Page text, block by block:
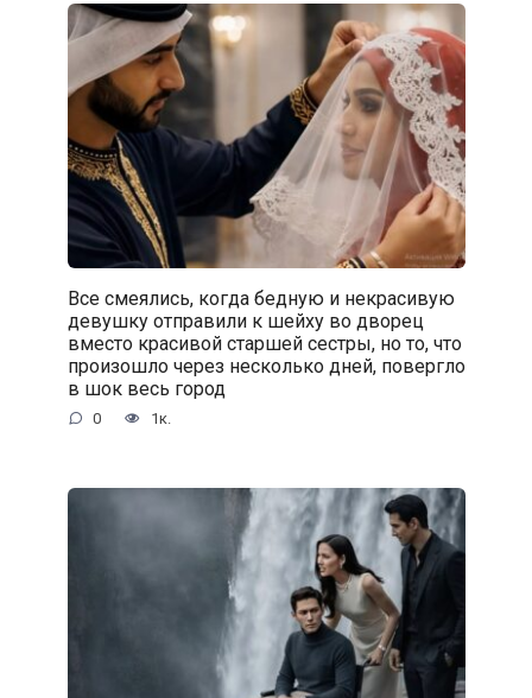
Все смеялись, когда бедную и некрасивую
девушку отправили к шейху во дворец
вместо красивой старшей сестры, но то, что
произошло через несколько дней, повергло
в шок весь город
0 1к.